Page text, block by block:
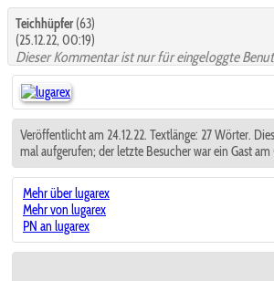
Teichhüpfer(63)
(25.12.22, 00:19)
Dieser Kommentar ist nur für eingeloggte
Veröffentlicht am 24.12.22. Textlänge: 27 Wörter.
mal aufgerufen; der letzte Besucher war ein Gast
Mehr über lugarex
Mehr von lugarex
PN an lugarex